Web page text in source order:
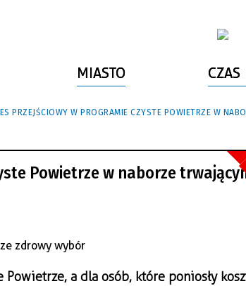
MIASTO
PRZEJŚCIOWY W PROGRAMIE CZYSTE POWIETRZE W
Powietrze w naborze
a dla osób, które poniosły